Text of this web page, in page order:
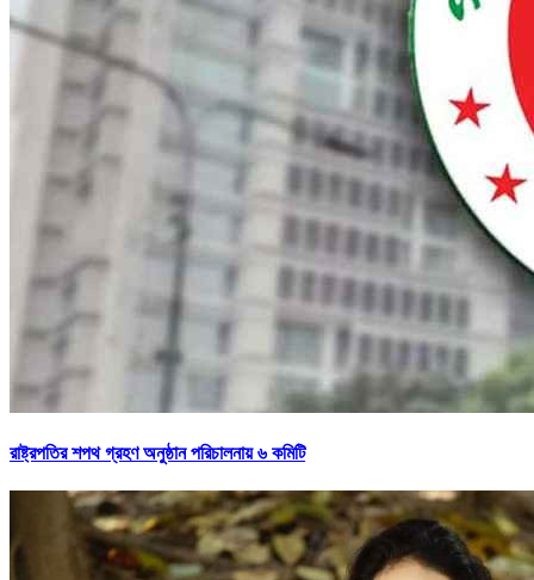
রাষ্ট্রপতির শপথ গ্রহণ অনুষ্ঠান পরিচালনায় ৬ কমিটি